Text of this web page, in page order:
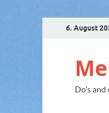
6. August
Do's and